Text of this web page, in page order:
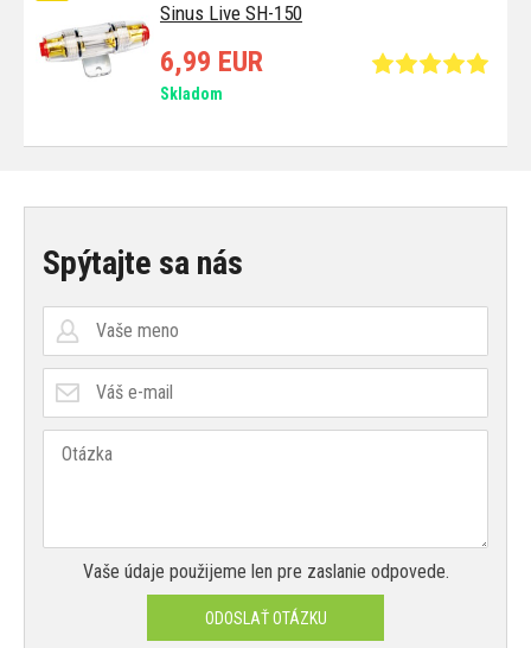
Sinus Live SH-150
6,99 EUR
Skladom
Spýtajte sa nás
Vaše údaje použijeme len pre zaslanie odpovede.
ODOSLAŤ OTÁZKU